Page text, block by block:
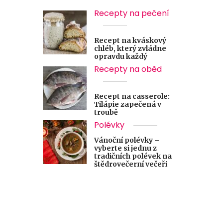
Recepty na pečení
Recept na kváskový
chléb, který zvládne
opravdu každý
Recepty na oběd
Recept na casserole:
Tilápie zapečená v
troubě
Polévky
Vánoční polévky –
vyberte si jednu z
tradičních polévek na
štědrovečerní večeři